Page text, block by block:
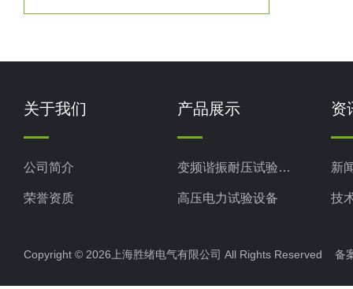
关于我们
公司简介
荣誉资质
产品展示
变频谐振耐压试验装置
高压电力试验设备
防雷检测仪器设备
资
新
技
Copyright © 2026上海胜绪电气有限公司 All Rights Reserved 备